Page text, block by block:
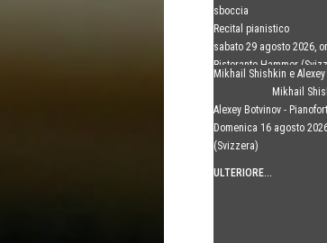
sboccia
Recital pianistico
sabato 29 agosto 2026,
Ristorante Hammer
Mikhail Shishkin e
Mikhail
Alexey Botvinov -
Domenica 16 agosto
(Svizzera)
ULTERIORE...